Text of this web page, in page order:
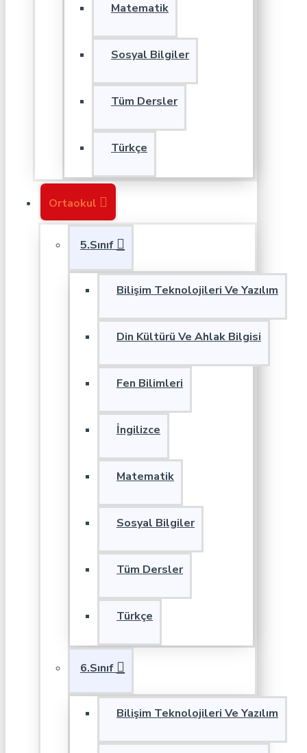
Matematik
Sosyal Bilgiler
Tüm Dersler
Türkçe
Ortaokul
5.Sınıf
Bilişim Teknolojileri Ve Yazılım
Din Kültürü Ve Ahlak Bilgisi
Fen Bilimleri
İngilizce
Matematik
Sosyal Bilgiler
Tüm Dersler
Türkçe
6.Sınıf
Bilişim Teknolojileri Ve Yazılım